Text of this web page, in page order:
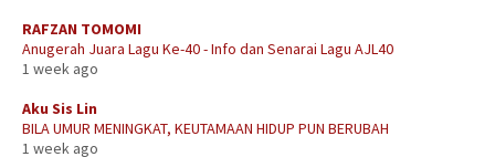
RAFZAN TOMOMI
Anugerah Juara Lagu Ke-40 - Info dan Senarai Lagu AJL40
1 week ago
Aku Sis Lin
BILA UMUR MENINGKAT, KEUTAMAAN HIDUP PUN BERUBAH
1 week ago